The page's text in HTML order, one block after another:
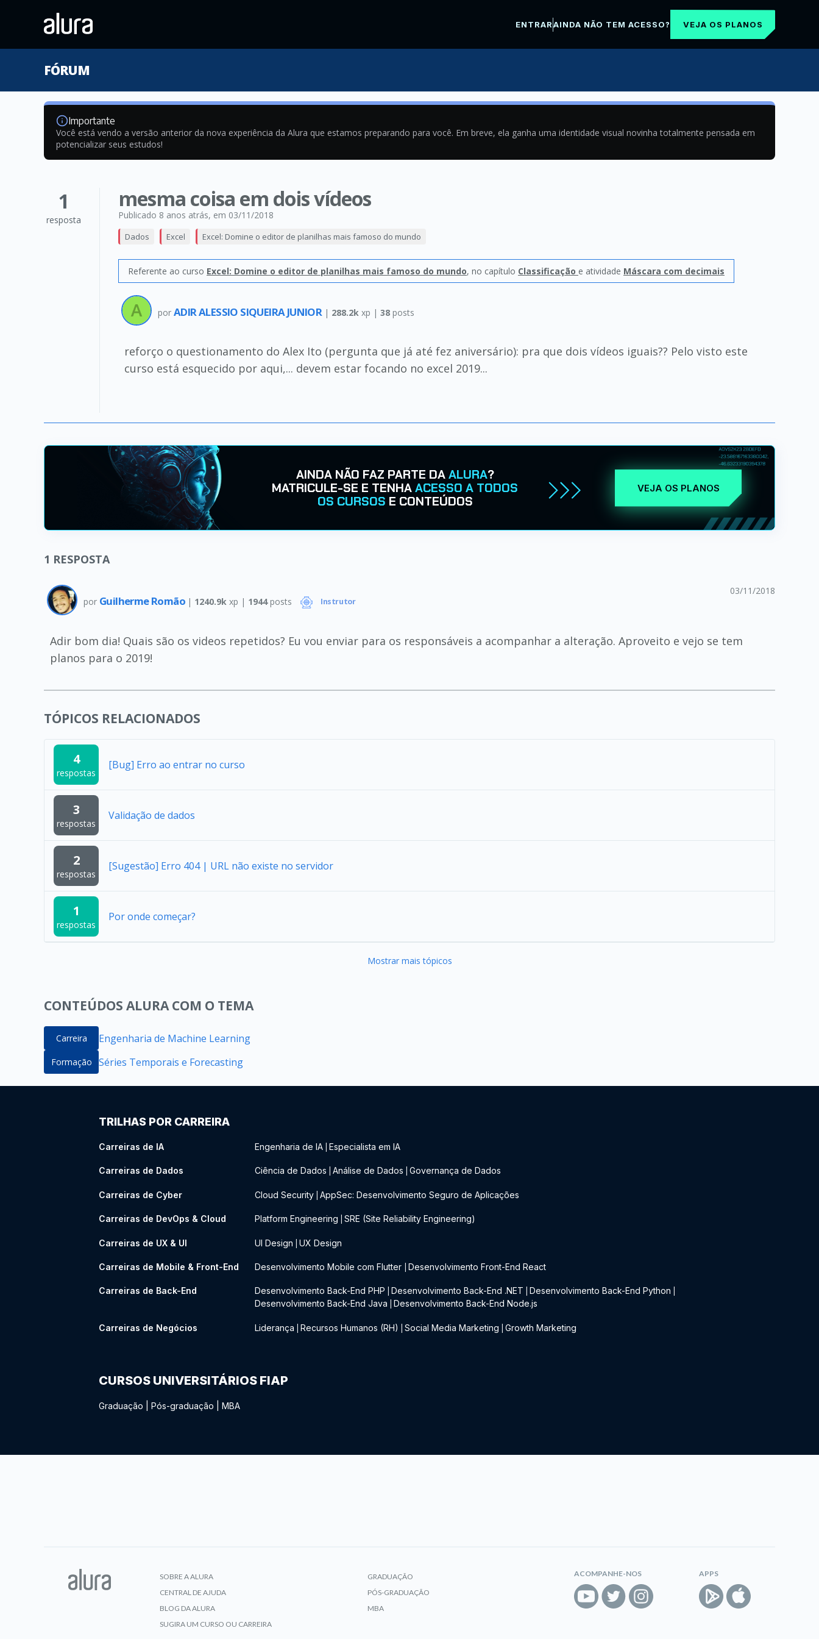
ENTRARAINDA NÃO TEM ACESSO? VEJA OS PLANOS
FÓRUM
Importante
Você está vendo a versão anterior da nova experiência da Alura que estamos preparando para você. Em breve, ela ganha uma identidade visual novinha totalmente pensada em
potencializar seus estudos!
1
resposta
mesma coisa em dois vídeos
Publicado 8 anos atrás, em 03/11/2018
Dados Excel Excel: Domine o editor de planilhas mais famoso do mundo
Referente ao curso Excel: Domine o editor de planilhas mais famoso do mundo, no capítulo Classificação e atividade Máscara com decimais
por ADIR ALESSIO SIQUEIRA JUNIOR | 288.2k xp | 38posts
reforço o questionamento do Alex Ito (pergunta que já até fez aniversário): pra que dois vídeos iguais?? Pelo visto este
curso está esquecido por aqui,... devem estar focando no excel 2019...
AINDA NÃO FAZ PARTE DAALURA?
MATRICULE-SE E TENHAACESSO A TODOS
OS CURSOS E CONTEÚDOS
VEJA OS PLANOS
1 RESPOSTA
por Guilherme Romão | 1240.9k xp | 1944posts Instrutor
03/11/2018
Adir bom dia! Quais são os videos repetidos? Eu vou enviar para os responsáveis a acompanhar a alteração. Aproveito e vejo se tem
planos para o 2019!
TÓPICOS RELACIONADOS
4
respostas
[Bug] Erro ao entrar no curso
3
respostas
Validação de dados
2
respostas
[Sugestão] Erro 404 | URL não existe no servidor
1
respostas
Por onde começar?
Mostrar mais tópicos
CONTEÚDOS ALURA COM O TEMA
Carreira Engenharia de Machine Learning
Formação Séries Temporais e Forecasting
TRILHAS POR CARREIRA
Carreiras de IA Engenharia de IA Especialista em IA
Carreiras de Dados Ciência de Dados Análise de Dados Governança de Dados
Carreiras de Cyber Cloud Security AppSec: Desenvolvimento Seguro de Aplicações
Carreiras de DevOps & Cloud Platform Engineering SRE (Site Reliability Engineering)
Carreiras de UX & UI UI Design UX Design
Carreiras de Mobile & Front-End Desenvolvimento Mobile com Flutter Desenvolvimento Front-End React
Carreiras de Back-End Desenvolvimento Back-End PHP Desenvolvimento Back-End .NET Desenvolvimento Back-End Python
Desenvolvimento Back-End Java Desenvolvimento Back-End Node.js
Carreiras de Negócios Liderança Recursos Humanos (RH) Social Media Marketing Growth Marketing
CURSOS UNIVERSITÁRIOS FIAP
Graduação Pós-graduação MBA
SOBRE A ALURA
CENTRAL DE AJUDA
BLOG DA ALURA
SUGIRA UM CURSO OU CARREIRA
GRADUAÇÃO
PÓS-GRADUAÇÃO
MBA
ACOMPANHE-NOS APPS